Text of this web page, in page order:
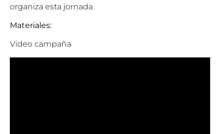
organiza esta jornada
Materiales:
Video campaña